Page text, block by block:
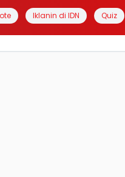
Iklanin di IDN Quiz